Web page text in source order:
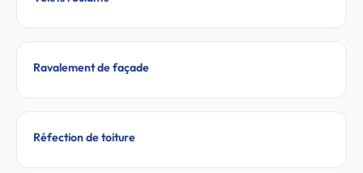
Ravalement de façade
Réfection de toiture